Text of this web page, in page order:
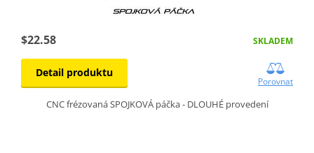
$22.58 SKLADEM
Detail produktu
Porovnat
CNC frézovaná SPOJKOVÁ páčka - DLOUHÉ provedení